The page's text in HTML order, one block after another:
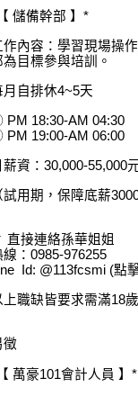
儲備幹部 】*
作內容：學習現場操
為目標參與培訓。
月自排休4~5天
18:30-AM 04:30
19:00-AM 06:00
薪資：30,000-55,000
試用期，保障底薪
接連絡孫華姐姐
線：0985-976255
Id: @113fcsmi (點
上職缺皆要求需滿18歲
徵
萬豪101會計人員 】*